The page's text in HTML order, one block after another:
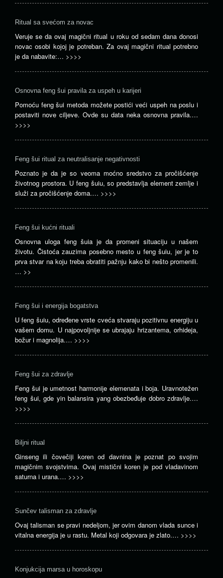
Ritual sa svećom za novac
Veruje se da ovaj magični ritual u roku od sedam dana donosi
novac osobi kojoj je potreban. Za ovaj magični ritual potrebno
je da nabavite:… >>>>
Osnovna feng šui pravila za uspeh u karijeri
Pomoću feng šui metoda možete postići veći uspeh na poslu i
postaviti nove ciljeve. Ovde su data neka osnovna pravila.…
>>>>
Feng šui ritual za neutralisanje negativnosti
Poznato je da je so veoma moćno sredstvo za pročišćenje
životnog prostora. U feng šuiu, so predstavlja element zemlje i
služi za pročišćenje doma.… >>>>
Feng šui kućni rituali
Osnovna uloga feng šuia je da promeni situaciju u našem
životu. Čistoća zauzima posebno mesto u feng šuiu, jer je to
prva stvar na koju treba obratiti pažnju kako bi nešto promenili.
… >>
Feng šui i energija bogatstva
U feng šuiu, određene vrste cveća stvaraju pozitivnu energiju u
vašem domu. U najpovoljnije se ubrajaju hrizantema, orhideja,
božur i magnolija.… >>>>
Feng šui za zdravlje
Feng šui je umetnost harmonije elemenata i boja. Uravnotežen
feng šui, gde yin balansira yang obezbeđuje dobro zdravlje.…
>>>>
Biljni ritual
Ginseng ili čovečiji koren od davnina je poznat po svojim
magičnim svojstvima. Ovaj mistični koren je pod vladavinom
saturna i urana.… >>>>
Sunčev talisman za zdravlje
Ovaj talisman se pravi nedeljom, jer ovim danom vlada sunce i
vitalna energija je u rastu. Metal koji odgovara je zlato.… >>>>
Konjukcija marsa u horoskopu